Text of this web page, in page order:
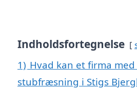
Indholdsfortegnelse
1) Hvad kan et firma
stubfræsning i Stigs